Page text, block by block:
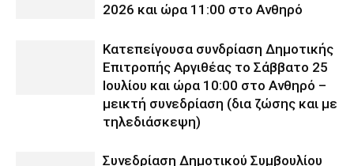
2026 και ώρα 11:00 στο Ανθηρό
Κατεπείγουσα συνδρίαση Δημοτικής
Επιτροπής Αργιθέας το Σάββατο 25
Ιουλίου και ώρα 10:00 στο Ανθηρό –
μεικτή συνεδρίαση (δια ζώσης και με
τηλεδιάσκεψη)
Συνεδρίαση Δημοτικού Συμβουλίου